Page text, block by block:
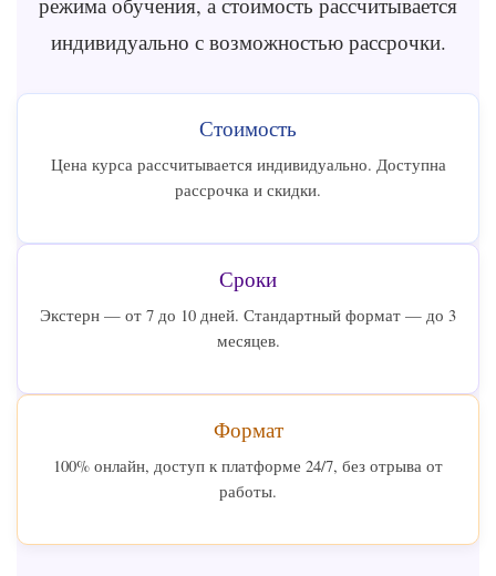
индивидуально с возможностью рассрочки.
Стоимость
Цена курса рассчитывается индивидуально. Доступна
рассрочка и скидки.
Сроки
Экстерн — от 7 до 10 дней. Стандартный формат — до 3
месяцев.
Формат
100% онлайн, доступ к платформе 24/7, без отрыва от
работы.